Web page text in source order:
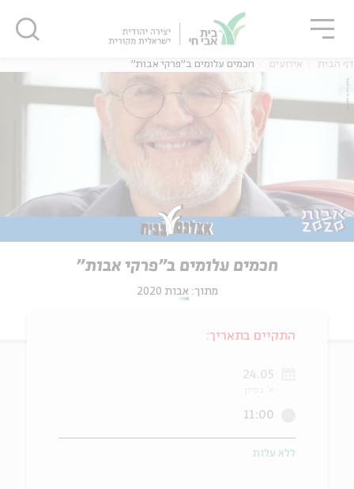
דף הבית אירועים חכמים עלומים ב"פרקי אבות"
חכמים עלומים ב"פרקי אבות"
מתוך: אבות 2020
התקיים בתאריך:
24.05
11:00
ללא עלות
סגור